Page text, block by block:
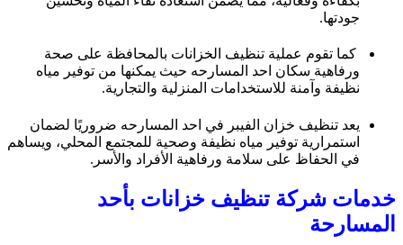
جودتها.
كما تقوم عملية تنظيف الخزانات بالمحافظة على صحة
ورفاهية سكان احد المسارحه حيث يمكنها من توفير مياه
نظيفة وآمنة للاستخدامات المنزلية والتجارية.
يعد تنظيف خزان الفيبر في احد المسارحه ضروريًا لضمان
استمرارية توفير مياه نظيفة وصحية للمجتمع المحلي، ويساهم
في الحفاظ على سلامة ورفاهية الأفراد والأسر.
خدمات شركة تنظيف خزانات بأحد
المسارحة